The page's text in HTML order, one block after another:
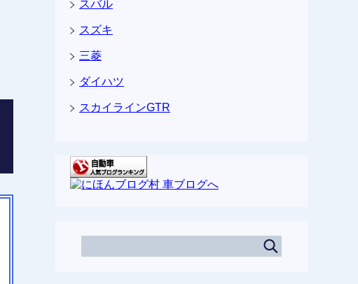
スバル
スズキ
三菱
ダイハツ
スカイラインGTR